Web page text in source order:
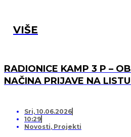
VIŠE
RADIONICE KAMP 3 P –
NAČINA PRIJAVE NA
Sri, 10.06.2026
10:29
Novosti, Projekti